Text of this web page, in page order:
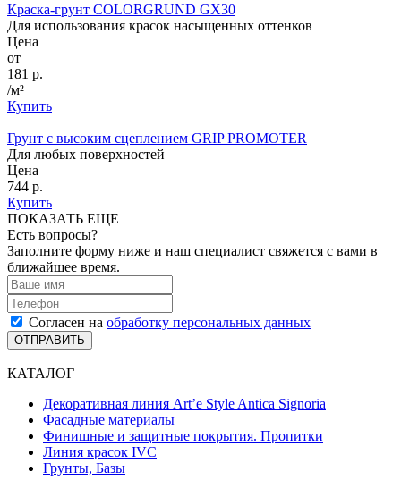
Краска-грунт COLORGRUND GX30
Для использования красок насыщенных оттенков
Цена
от
181 р.
/м²
Купить
Грунт с высоким сцеплением GRIP PROMOTER
Для любых поверхностей
Цена
744 р.
Купить
ПОКАЗАТЬ ЕЩЕ
Есть вопросы?
Заполните форму ниже и наш специалист свяжется с вами в
ближайшее время.
Согласен на обработку персональных данных
ОТПРАВИТЬ
КАТАЛОГ
Декоративная линия Art’e Style Antica Signoria
Фасадные материалы
Финишные и защитные покрытия. Пропитки
Линия красок IVC
Грунты, Базы